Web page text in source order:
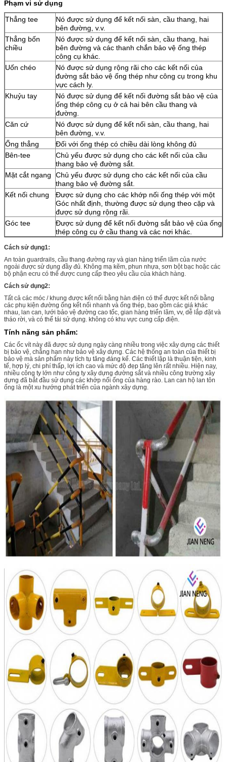
Phạm vi sử dụng
Thẳng tee
Nó được sử dụng để kết nối sàn, cầu thang, hai
bên đường, v.v.
Thẳng bốn
chiều
Nó được sử dụng để kết nối sàn, cầu thang, hai
bên đường và các thanh chắn bảo vệ ống thép
công cụ khác.
Uốn chéo
Nó được sử dụng rộng rãi cho các kết nối của
đường sắt bảo vệ ống thép như công cụ trong khu
vực cách ly.
Khuỷu tay
Nó được sử dụng để kết nối đường sắt bảo vệ của
ống thép công cụ ở cả hai bên cầu thang và
đường.
Căn cứ
Nó được sử dụng để kết nối sàn, cầu thang, hai
bên đường, v.v.
Ống thẳng
Đối với ống thép có chiều dài lòng không đủ
Bên-tee
Chủ yếu được sử dụng cho các kết nối của cầu
thang bảo vệ đường sắt.
Mặt cắt ngang
Chủ yếu được sử dụng cho các kết nối của cầu
thang bảo vệ đường sắt.
Kết nối chung
Được sử dụng cho các khớp nối ống thép với một
Góc nhất định, thường được sử dụng theo cặp và
được sử dụng rộng rãi.
Góc tee
Được sử dụng để kết nối đường sắt bảo vệ của ống
thép công cụ ở cầu thang và các nơi khác.
Cách sử dụng1:
An toàn guardrails, cầu thang đường ray và gian hàng triển lãm của nước
ngoài được sử dụng đầy đủ. Không mạ kẽm, phun nhựa, sơn bột bạc hoặc các
bộ phận ecru có thể được cung cấp theo yêu cầu của khách hàng.
Cách sử dụng2:
Tất cả các móc / khung được kết nối bằng hàn điện có thể được kết nối bằng
các phụ kiện đường ống kết nối nhanh và ống thép, bao gồm các giá khác
nhau, lan can, lưới bảo vệ đường cao tốc, gian hàng triển lãm, vv, dễ lắp đặt và
tháo rời, và có thể tái sử dụng. không có khu vực cung cấp điện.
Tính năng sản phẩm:
Các ốc vít này đã được sử dụng ngày càng nhiều trong việc xây dựng các thiết
bị bảo vệ, chẳng hạn như bảo vệ xây dựng. Các hệ thống an toàn của thiết bị
bảo vệ mà sản phẩm này tích tụ tăng đáng kể. Các thiết lập là thuận tiện, kinh
tế, hợp lý, chi phí thấp, lợi ích cao và mức độ đẹp tăng lên rất nhiều. Hiện nay,
nhiều công ty lớn như công ty xây dựng đường sắt và nhiều công trường xây
dựng đã bắt đầu sử dụng các khớp nối ống của hàng rào. Lan can hộ lan tôn
ống là một xu hướng phát triển của ngành xây dựng.